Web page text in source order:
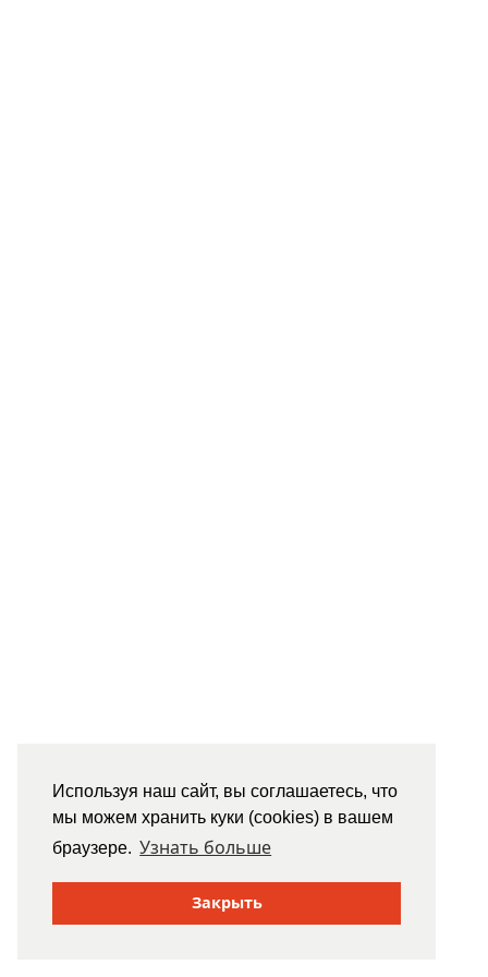
Используя наш сайт, вы соглашаетесь, что
мы можем хранить куки (cookies) в вашем
браузере. Узнать больше
Закрыть